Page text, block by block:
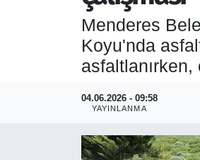
Menderes
Koyu'nda
04.06.2026 - 09:58
YAYINLANMA
SİYASET
ASAYİŞ
RESMİ REKLAM
Tüm Manşetler
Son Dakika Haberleri
Haber Arşivi